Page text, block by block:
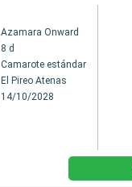
Azamara Onward
8 d
Camarote estándar
El Pireo Atenas
14/10/2028